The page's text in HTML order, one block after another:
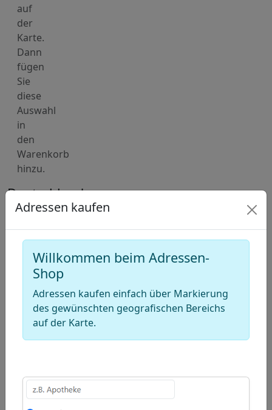
auf
der
Karte.
Dann
fügen
Sie
diese
Auswahl
in
den
Warenkorb
hinzu.
Deutschland
Karte
für
Adressen
Unternehmensberater
(Unternehmensberatung)
−
a
polygon
Draw
aDraw
Adressen kaufen
Willkommen beim Adressen-
Shop
Adressen kaufen einfach über Markierung
des gewünschten geografischen Bereichs
auf der Karte.